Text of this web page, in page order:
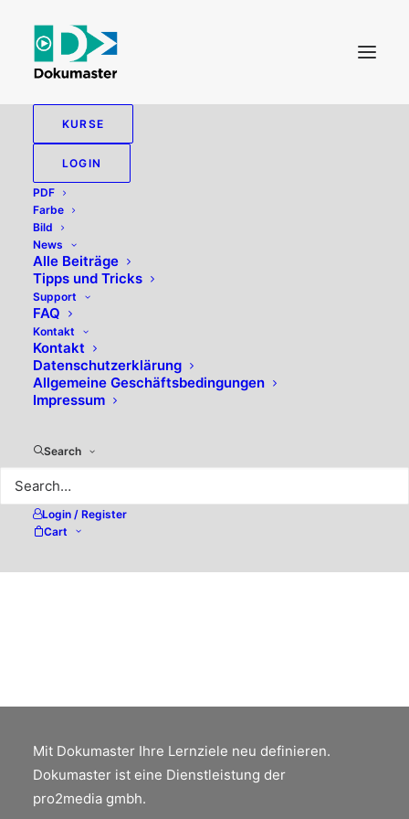
KURSE
LOGIN
PDF
Farbe
Bild
News
Alle Beiträge
Tipps und Tricks
Support
FAQ
Kontakt
Kontakt
Datenschutzerklärung
Allgemeine Geschäftsbedingungen
Impressum
Search
Login / Register
Cart
PIXEL
Was hat die Auflösung mit
Linien pro Zentimeter und Pixeln
Mit Dokumaster Ihre Lernziele neu definieren.
Dokumaster ist eine Dienstleistung der
pro2media gmbh.